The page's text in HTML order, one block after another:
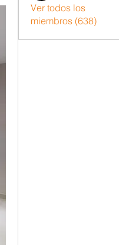
Ver todos los
miembros (638)